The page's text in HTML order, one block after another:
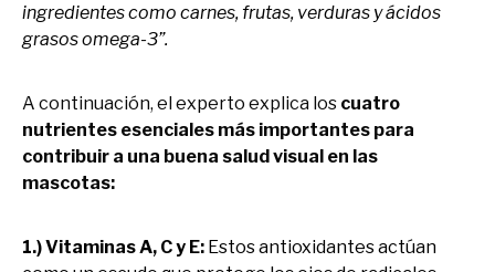
ingredientes como carnes, frutas, verduras y ácidos
grasos omega-3”.
A continuación, el experto explica los cuatro
nutrientes esenciales más importantes para
contribuir a una buena salud visual en las
mascotas:
1.) Vitaminas A, C y E: Estos antioxidantes actúan